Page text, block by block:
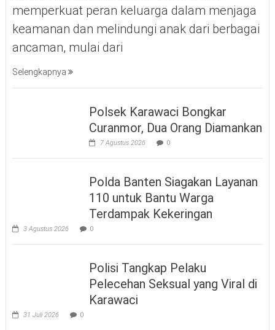
memperkuat peran keluarga dalam menjaga
keamanan dan melindungi anak dari berbagai
ancaman, mulai dari
Selengkapnya
Polsek Karawaci Bongkar
Curanmor, Dua Orang Diamankan
7 Agustus 2026 0
Polda Banten Siagakan Layanan
110 untuk Bantu Warga
Terdampak Kekeringan
3 Agustus 2026 0
Polisi Tangkap Pelaku
Pelecehan Seksual yang Viral di
Karawaci
31 Juli 2026 0